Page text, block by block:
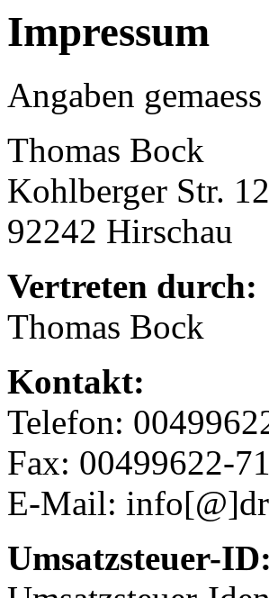
Impressum
Angaben
Thomas Bock
Kohlberger Str. 12
92242 Hirschau
Vertreten durch:
Thomas Bock
Kontakt:
Telefon:
Fax: 00499622-
E-Mail:
Umsatzsteuer-ID: